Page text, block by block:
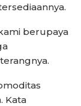
berupaya
Kata